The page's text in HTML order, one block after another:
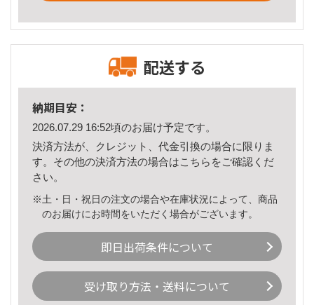
配送する
納期目安：
2026.07.29 16:52頃のお届け予定です。
決済方法が、クレジット、代金引換の場合に限りま
す。その他の決済方法の場合はこちら をご確認くだ
さい。
※土・日・祝日の注文の場合や在庫状況によって、商品
のお届けにお時間をいただく場合がございます。
即日出荷条件について
受け取り方法・送料について